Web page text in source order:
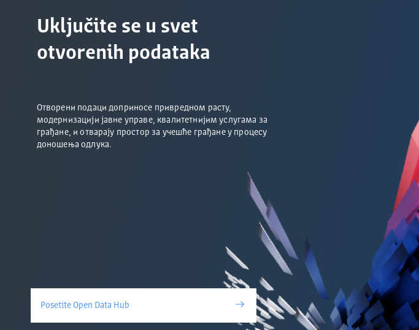
Uključite se u svet
otvorenih podataka
Отворени подаци доприносе привредном расту,
модернизацији јавне управе, квалитетнијим услугама за
грађане, и отварају простор за учешће грађане у процесу
доношења одлука.
Posetite Open Data Hub